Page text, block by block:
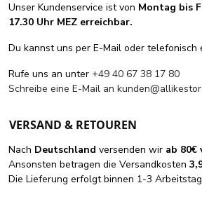
Unser Kundenservice ist von Montag bis
17.30 Uhr MEZ erreichbar.
Du kannst uns per E-Mail oder telefonisch
Rufe uns an unter +49 40 67 38 17 80
Schreibe eine E-Mail an
VERSAND & RETOUREN
Nach Deutschland versenden wir ab 80€
Ansonsten betragen die Versandkosten
Die Lieferung erfolgt binnen 1-3